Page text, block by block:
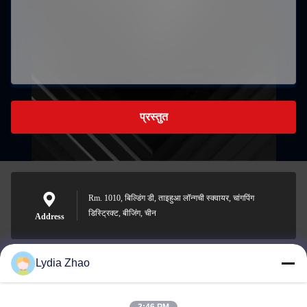
प्रस्तुत
Address
Rm. 1010, बिल्डिंग डी, ताइहुआ लॉन्गची स्क्वायर, चांगपिंग
डिस्ट्रिक्ट, बीजिंग, चीन
jesingd@vip.sina.com
Lydia Zhao